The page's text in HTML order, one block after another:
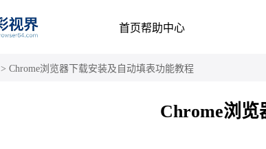
首页帮助中心
> Chrome浏览器下载安装及自动填表功能教程
Chrome浏览